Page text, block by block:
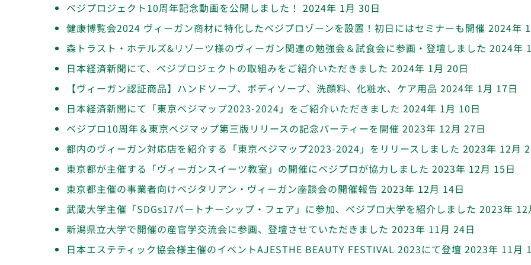
ベジプロジェクト10周年記念動画を公開しました！ 2024年 1月 30日
健康博覧会2024 ヴィーガン商材に特化したベジプロゾーンを設置！初日にはセミナーも開催 2024年
森トラスト・ホテルズ&リゾーツ様のヴィーガン関連の勉強会＆試食会に参画・登壇しました 2024年
日本経済新聞にて、ベジプロジェクトの取組みをご紹介いただきました 2024年 1月 20日
【ヴィーガン認証商品】ハンドソープ、ボディソープ、洗顔料、化粧水、ケア用品 2024年 1月 17日
日本経済新聞にて「東京ベジマップ2023-2024」をご紹介いただきました 2024年 1月 10日
ベジプロ10周年＆東京ベジマップ第三版リリースの記念パーティーを開催 2023年 12月 27日
都内のヴィーガン対応店を紹介する「東京ベジマップ2023-2024」をリリースしました 2023年 12月
東京都が主催する「ヴィーガンスイーツ教室」の開催にベジプロが協力しました 2023年 12月 15日
東京都主催の事業者向けベジタリアン・ヴィーガン座談会の開催報告 2023年 12月 14日
武蔵大学主催「SDGs17パートナーシップ・フェア」に参加、ベジプロ大学を紹介しました 2023年 12
新潟県立大学で開催の産官学交流会に参画、登壇させていただきました 2023年 11月 24日
日本エステティック協会様主催のイベントAJESTHE BEAUTY FESTIVAL 2023にて登壇 2023年 11月